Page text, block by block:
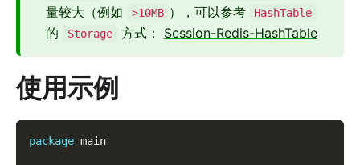
量较大（例如
>10MB ），可以参考 HashTable
的 Storage 方式： Session-Redis-HashTable
使用示例
package main